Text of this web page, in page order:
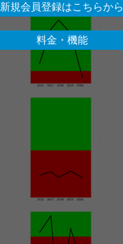
新規会員登録はこちらから
料金・機能